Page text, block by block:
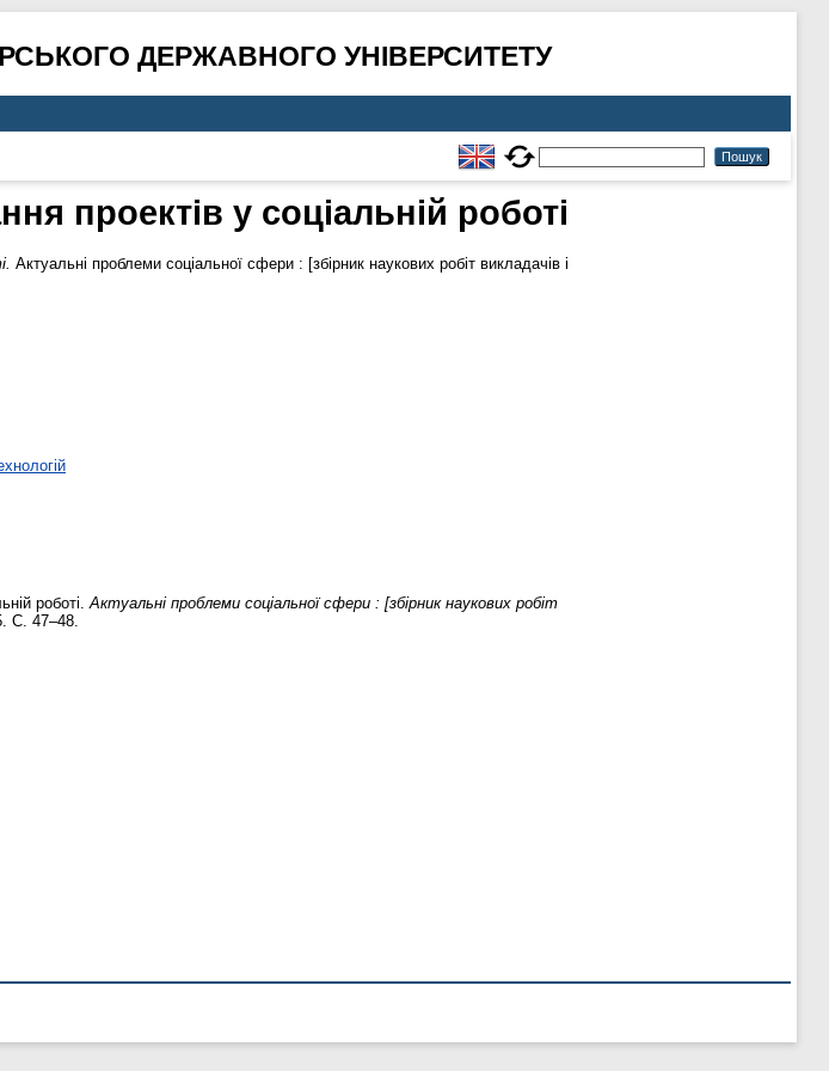
ДЕРЖАВНОГО УНІВЕРСИТЕТУ
проектів у соціальній роботі
Актуальні проблеми соціальної сфери : [збірник наукових робіт викладачів і
роботі.Актуальні проблеми соціальної сфери : [збірник наукових робіт
С. 47–48.